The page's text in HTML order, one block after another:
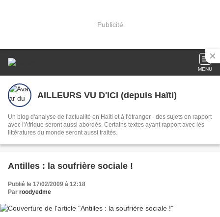
Publicité
MENU
AILLEURS VU D'ICI (depuis Haïti)
Un blog d'analyse de l'actualité en Haiti et à l'étranger - des sujets en rapport
avec l'Afrique seront aussi abordés. Certains textes ayant rapport avec les
littératures du monde seront aussi traités.
Antilles : la soufrière sociale !
Publié le 17/02/2009 à 12:18
Par roodyedme